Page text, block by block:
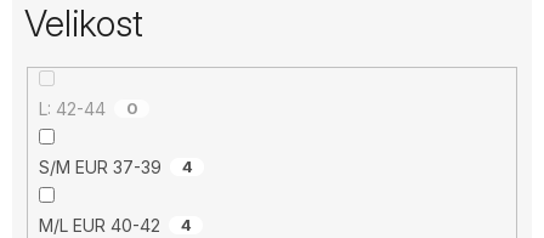
Velikost
L: 42-44 0
S/M EUR 37-39 4
M/L EUR 40-42 4